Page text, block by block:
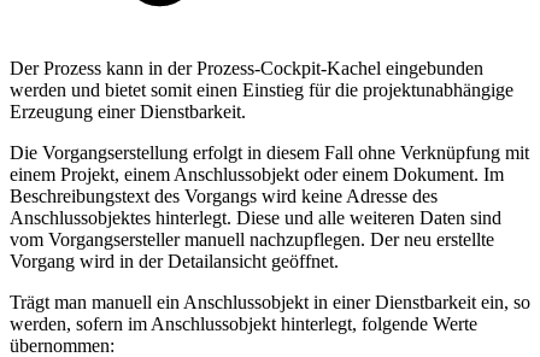
Der Prozess kann in der Prozess-Cockpit-Kachel eingebunden
werden und bietet somit einen Einstieg für die projektunabhängige
Erzeugung einer Dienstbarkeit.
Die Vorgangserstellung erfolgt in diesem Fall ohne Verknüpfung mit
einem Projekt, einem Anschlussobjekt oder einem Dokument. Im
Beschreibungstext des Vorgangs wird keine Adresse des
Anschlussobjektes hinterlegt. Diese und alle weiteren Daten sind
vom Vorgangsersteller manuell nachzupflegen. Der neu erstellte
Vorgang wird in der Detailansicht geöffnet.
Trägt man manuell ein Anschlussobjekt in einer Dienstbarkeit ein, so
werden, sofern im Anschlussobjekt hinterlegt, folgende Werte
übernommen: